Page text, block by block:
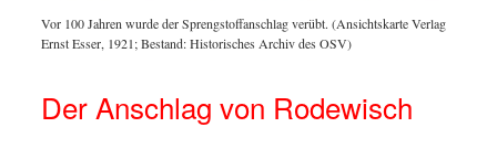
Vor 100 Jahren wurde der Sprengstoffanschlag verübt. (Ansichtskarte Verlag
Ernst Esser, 1921; Bestand: Historisches Archiv des OSV)
Der Anschlag von Rodewisch